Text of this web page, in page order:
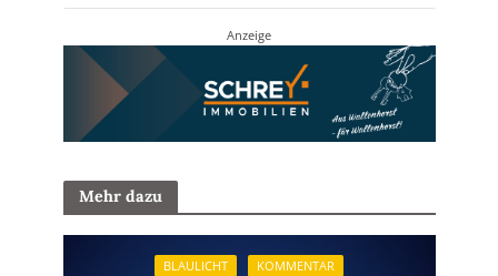
Anzeige
Mehr dazu
BLAULICHT KOMMENTAR